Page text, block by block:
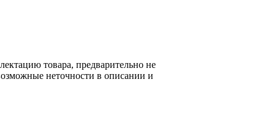
товара, предварительно не
неточности в описании и